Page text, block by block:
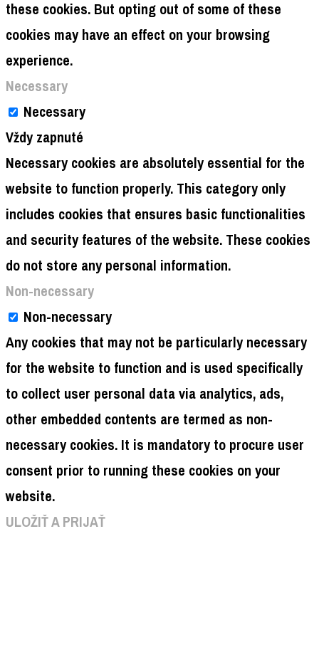
browser as they are essential for the working of
basic functionalities of the website. We also use
third-party cookies that help us analyze and
understand how you use this website. These
cookies will be stored in your browser only with
your consent. You also have the option to opt-out of
these cookies. But opting out of some of these
cookies may have an effect on your browsing
experience.
Necessary
Necessary
Vždy zapnuté
Necessary cookies are absolutely essential for the
website to function properly. This category only
includes cookies that ensures basic functionalities
and security features of the website. These cookies
do not store any personal information.
Non-necessary
Non-necessary
Any cookies that may not be particularly necessary
for the website to function and is used specifically